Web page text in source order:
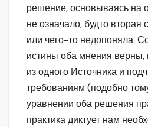
решение, основываясь на
не означало, будто вторая
или чего-то недопоняла.
истины оба мнения верны,
из одного Источника и
требованиям (подобно
уравнении оба решения
практика диктует нам